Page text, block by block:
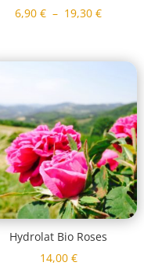
6,90€ – 19,30€Plage
19,30 €
Hydrolat Bio Roses
14,00 €